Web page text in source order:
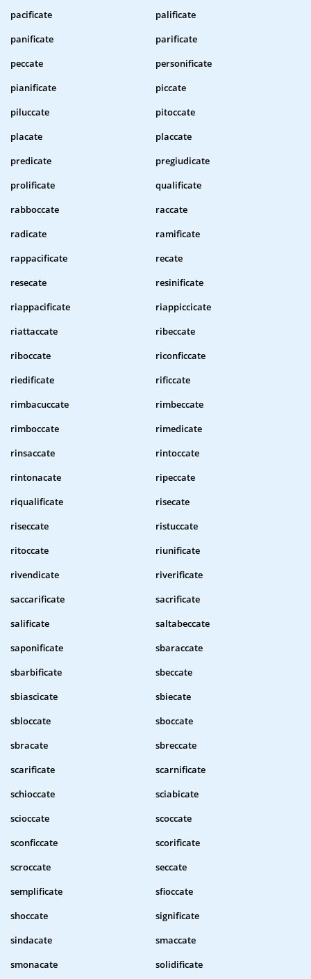
pacificate
palificate
panificate
parificate
peccate
personificate
pianificate
piccate
piluccate
pitoccate
placate
placcate
predicate
pregiudicate
prolificate
qualificate
rabboccate
raccate
radicate
ramificate
rappacificate
recate
resecate
resinificate
riappacificate
riappiccicate
riattaccate
ribeccate
riboccate
riconficcate
riedificate
rificcate
rimbacuccate
rimbeccate
rimboccate
rimedicate
rinsaccate
rintoccate
rintonacate
ripeccate
riqualificate
risecate
riseccate
ristuccate
ritoccate
riunificate
rivendicate
riverificate
saccarificate
sacrificate
salificate
saltabeccate
saponificate
sbaraccate
sbarbificate
sbeccate
sbiascicate
sbiecate
sbloccate
sboccate
sbracate
sbreccate
scarificate
scarnificate
schioccate
sciabicate
scioccate
scoccate
sconficcate
scorificate
scroccate
seccate
semplificate
sfioccate
shoccate
significate
sindacate
smaccate
smonacate
solidificate